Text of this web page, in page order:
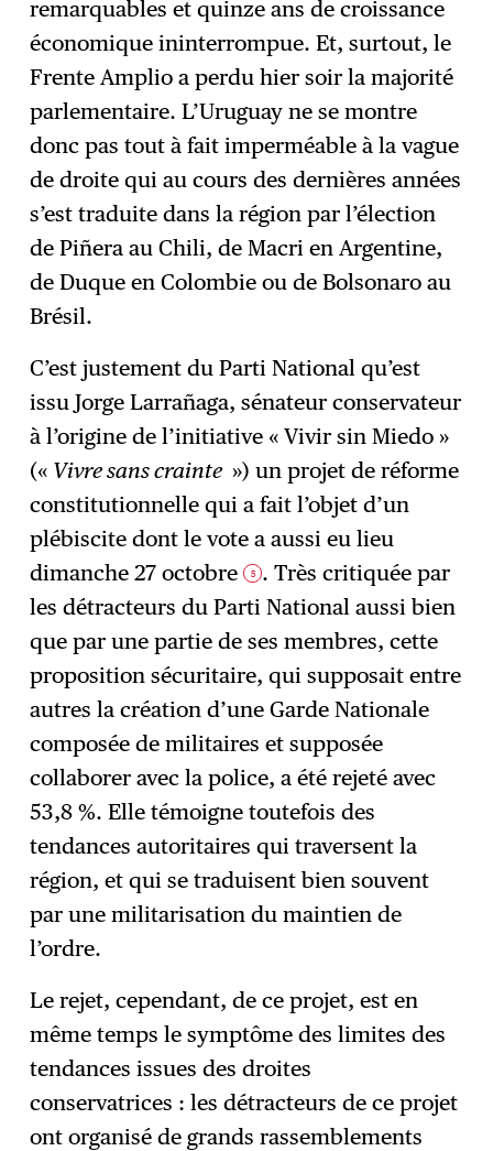
remarquables et quinze ans de croissance
économique ininterrompue. Et, surtout, le
Frente Amplio a perdu hier soir la majorité
parlementaire. L’Uruguay ne se montre
donc pas tout à fait imperméable à la vague
de droite qui au cours des dernières années
s’est traduite dans la région par l’élection
de Piñera au Chili, de Macri en Argentine,
de Duque en Colombie ou de Bolsonaro au
Brésil.
C’est justement du Parti National qu’est
issu Jorge Larrañaga, sénateur conservateur
à l’origine de l’initiative « Vivir sin Miedo »
(« Vivre sans crainte ») un projet de réforme
constitutionnelle qui a fait l’objet d’un
plébiscite dont le vote a aussi eu lieu
dimanche 27 octobre 5 . Très critiquée par
les détracteurs du Parti National aussi bien
que par une partie de ses membres, cette
proposition sécuritaire, qui supposait entre
autres la création d’une Garde Nationale
composée de militaires et supposée
collaborer avec la police, a été rejeté avec
53,8 %. Elle témoigne toutefois des
tendances autoritaires qui traversent la
région, et qui se traduisent bien souvent
par une militarisation du maintien de
l’ordre.
Le rejet, cependant, de ce projet, est en
même temps le symptôme des limites des
tendances issues des droites
conservatrices : les détracteurs de ce projet
ont organisé de grands rassemblements